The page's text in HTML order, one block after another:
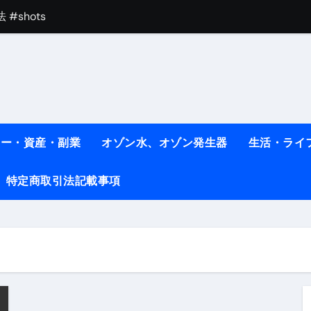
#shots
後のダイエット、食事はこれからやりました！【あすけん
え方と実践方法を解説します【健康】
なしで2ヶ月で10kg減量した、私の痩せる9つの習慣 | レシ
・記憶・名言・人生哲学から読み解く生き方
｜最新観測データと前兆現象を徹底解説【2026】
」取り扱い開始＆リリース記念キャンペーン【ムームード
・資産・副業 オゾン水、オゾン発生器 生活・ライ
特定商取引法記載事項